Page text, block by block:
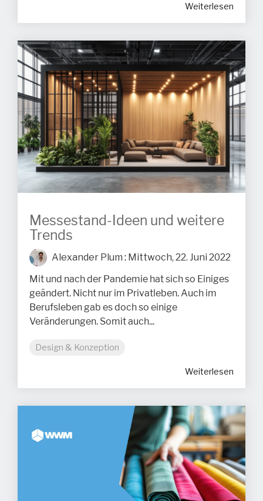
Weiterlesen
Messestand-Ideen und weitere
Trends
Alexander Plum : Mittwoch, 22. Juni 2022
Mit und nach der Pandemie hat sich so Einiges
geändert. Nicht nur im Privatleben. Auch im
Berufsleben gab es doch so einige
Veränderungen. Somit auch...
Design & Konzeption
Weiterlesen